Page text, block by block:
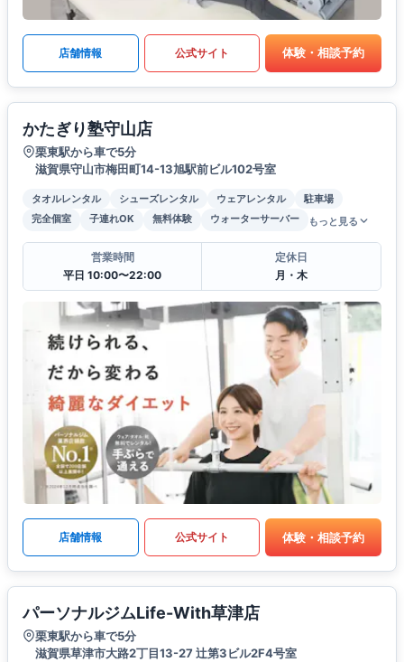
店舗情報 公式サイト 体験・相談予約
かたぎり塾守山店
栗東駅から車で5分
滋賀県守山市梅田町14-13旭駅前ビル102号室
タオルレンタル シューズレンタル ウェアレンタル
駐車場
完全個室
子連れOK 無料体験 ウォーターサーバー もっと見る
営業時間
平日 10:00〜22:00
定休日
月・木
店舗情報 公式サイト 体験・相談予約
パーソナルジムLife-With草津店
栗東駅から車で5分
滋賀県草津市大路2丁目13-27 辻第3ビル2F4号室